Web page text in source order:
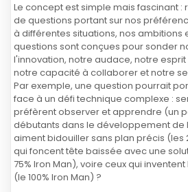
Le concept est simple mais fascinant :
de questions portant sur nos
à différentes situations, nos ambitions
questions sont conçues pour sonder
l'innovation, notre audace, notre
notre capacité à collaborer et notre
Par exemple, une question pourrait
face à un défi technique complexe :
préfèrent observer et apprendre (un
débutants dans le développement de
aiment bidouiller sans plan précis (les
qui foncent tête baissée avec une
75% Iron Man), voire ceux qui
(le 100% Iron Man) ?